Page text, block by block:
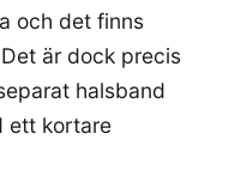
och det finns
är dock precis
halsband
ett kortare